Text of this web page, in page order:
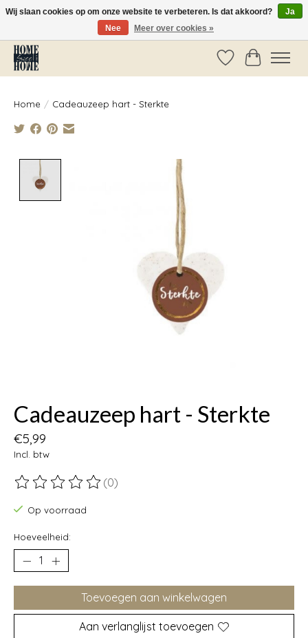
Vóór 14:00 besteld, dezelfde dag verzonden!
Verlanglijst
Home / Cadeauzeep hart - Sterkte
Product image slideshow Items
Cadeauzeep hart - Sterkte
€5,99
Incl. btw
De beoordeling van dit product is
(0)
Op voorraad
Hoeveelheid:
Toevoegen aan winkelwagen
Aan verlanglijst toevoegen
Wij slaan cookies op om onze website te verbeteren. Is dat akkoord?
Ja
Nee
Meer over cookies »